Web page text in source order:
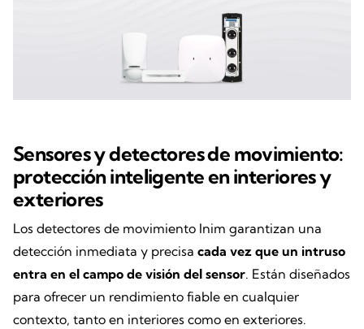
Sensores y detectores de movimiento:
protección inteligente en interiores y
exteriores
Los detectores de movimiento Inim garantizan una
detección inmediata y precisa cada vez que un intruso
entra en el campo de visión del sensor. Están diseñados
para ofrecer un rendimiento fiable en cualquier
contexto, tanto en interiores como en exteriores.